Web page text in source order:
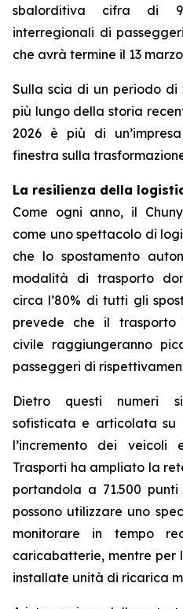
sbalorditiva cifra di
interregionali di
che avrà termine il 13
Sulla scia di un periodo
più lungo della storia
2026 è più di
finestra sulla
La resilienza della
Come ogni anno, il
come uno spettacolo di
che lo spostamento
modalità di trasporto
circa l’80% di tutti gli
prevede che il trasporto
civile raggiungeranno
passeggeri di
Dietro questi numeri
sofisticata e articolata su
l’incremento dei veicoli
Trasporti ha ampliato la
portandola a 71.500
possono utilizzare uno
monitorare in tempo
caricabatterie, mentre per
installate unità di ricarica